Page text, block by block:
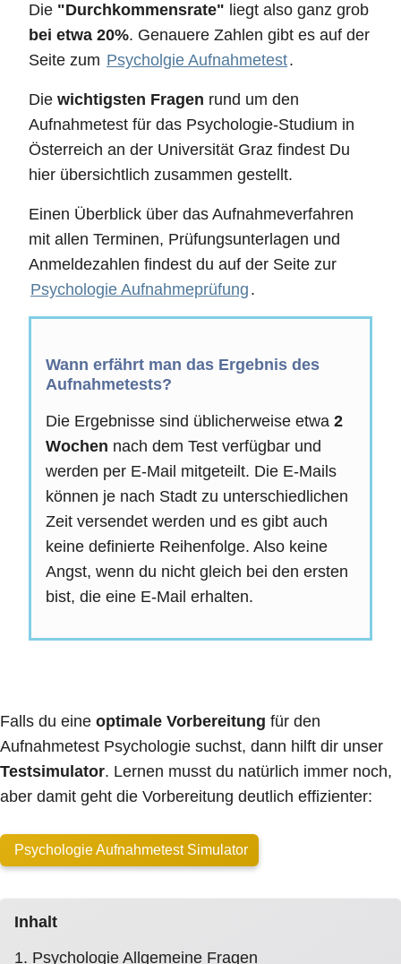
Die "Durchkommensrate" liegt also ganz grob
bei etwa 20%. Genauere Zahlen gibt es auf der
Seite zum Psycholgie Aufnahmetest.
Die wichtigsten Fragen rund um den
Aufnahmetest für das Psychologie-Studium in
Österreich an der Universität Graz findest Du
hier übersichtlich zusammen gestellt.
Einen Überblick über das Aufnahmeverfahren
mit allen Terminen, Prüfungsunterlagen und
Anmeldezahlen findest du auf der Seite zur
Psychologie Aufnahmeprüfung .
Wann erfährt man das Ergebnis des
Aufnahmetests?
Die Ergebnisse sind üblicherweise etwa 2
Wochen nach dem Test verfügbar und
werden per E-Mail mitgeteilt. Die E-Mails
können je nach Stadt zu unterschiedlichen
Zeit versendet werden und es gibt auch
keine definierte Reihenfolge. Also keine
Angst, wenn du nicht gleich bei den ersten
bist, die eine E-Mail erhalten.
Falls du eine optimale Vorbereitung für den
Aufnahmetest Psychologie suchst, dann hilft dir unser
Testsimulator. Lernen musst du natürlich immer noch,
aber damit geht die Vorbereitung deutlich effizienter:
Psychologie Aufnahmetest Simulator
Inhalt
1. Psychologie Allgemeine Fragen